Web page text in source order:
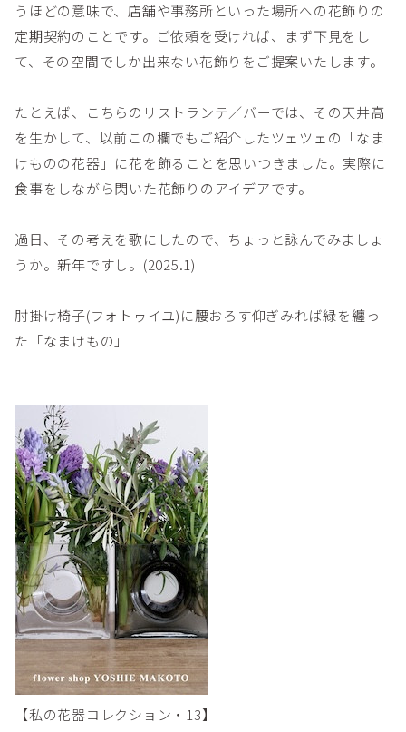
うほどの意味で、店舗や事務所といった場所への花飾りの
定期契約のことです。ご依頼を受ければ、まず下見をし
て、その空間でしか出来ない花飾りをご提案いたします。
たとえば、こちらのリストランテ／バーでは、その天井高
を生かして、以前この欄でもご紹介したツェツェの「なま
けものの花器」に花を飾ることを思いつきました。実際に
食事をしながら閃いた花飾りのアイデアです。
過日、その考えを歌にしたので、ちょっと詠んでみましょ
うか。新年ですし。(2025.1)
肘掛け椅子(フォトゥイユ)に腰おろす仰ぎみれば緑を纏っ
た「なまけもの」
【私の花器コレクション・13】